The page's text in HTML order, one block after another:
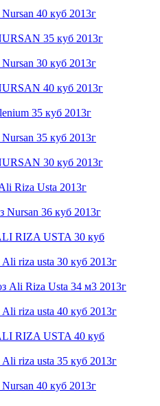
40 куб 2013г
35 куб 2013г
30 куб 2013г
40 куб 2013г
35 куб 2013г
35 куб 2013г
30 куб 2013г
Riza Usta 2013г
Nursan 36 куб 2013г
RIZA USTA 30 куб
riza usta 30 куб 2013г
Ali Riza Usta 34 м3 2013г
riza usta 40 куб 2013г
RIZA USTA 40 куб
riza usta 35 куб 2013г
40 куб 2013г